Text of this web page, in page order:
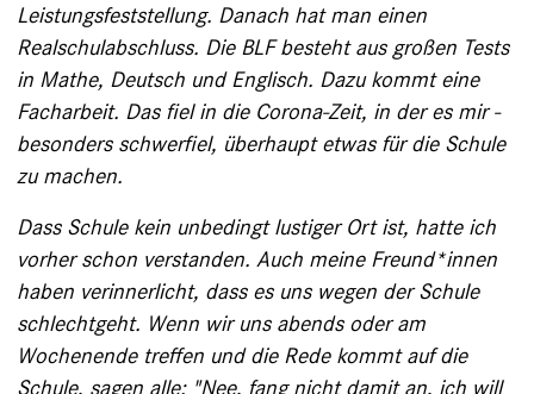
Leistungsfeststellung. Danach hat man ­einen
Realschulabschluss. Die BLF besteht aus ­gro­ßen Tests
in Mathe, Deutsch und ­Englisch. ­Dazu kommt eine
Facharbeit. Das fiel in die Corona-­Zeit, in der es mir ­
besonders ­schwerfiel, überhaupt etwas für die Schule
zu ­machen.
Dass Schule kein unbedingt lustiger Ort ist, hatte ich
vorher schon verstanden. Auch meine Freund*innen
haben verinnerlicht, dass es uns wegen der Schule
schlechtgeht. Wenn wir uns abends oder am
Wochenende treffen und die Rede kommt auf die
Schule, sagen alle: "Nee, fang nicht damit an, ich will